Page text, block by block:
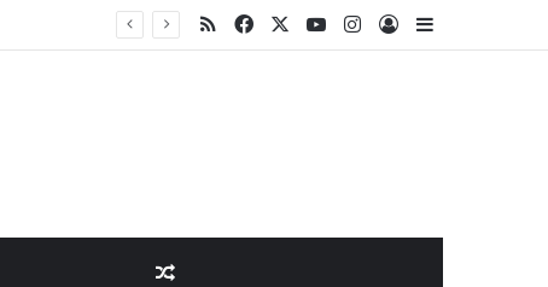
RSSFacebookYouTubeInstagram
Log InSidebar
Random Article